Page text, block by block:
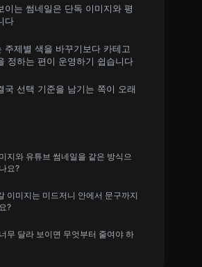
이는 썸네일은 단독 이미지와 평
다
주제별 색을 바꾸기보다 카테고
정하는 편이 운영하기 쉽습니다
국 선택 기준을 남기는 쪽이 오래
지와 유튜브 썸네일을 같은 방식으
요?
이미지는 미드저니 안에서 문구까지
?
무 달라 보이면 무엇부터 줄여야 하